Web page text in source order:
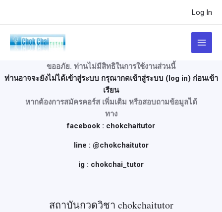
Log In
Main
Menu
ขออภัย. ท่านไม่มีสิทธิในการใช้งานส่วนนี้
ท่านอาจจะยังไม่ได้เข้าสู่ระบบ กรุณากดเข้าสู่ระบบ (log in) ก่อนเข้า
เรียน
หากต้องการสมัครคอร์ส เพิ่มเติม หรือสอบถามข้อมูลได้
ทาง
facebook : chokchaitutor
line : @chokchaitutor
ig : chokchai_tutor
สถาบันกวดวิชา chokchaitutor